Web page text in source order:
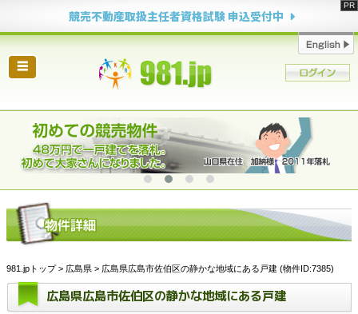
競売不動産取扱主任者資格試験 申込受付中
☰
981.jpトップ> 広島県 > 広島県広島市佐伯区の静かな地域にある戸建 (物件ID:7385)
広島県広島市佐伯区の静かな地域にある戸建